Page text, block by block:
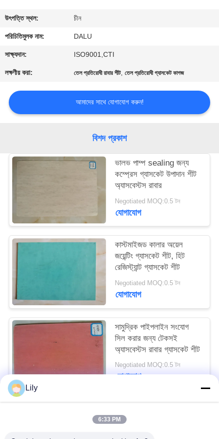
আমাদের
সাথে
যোগাযোগ
করুন
উদ্ধৃতির
আবেদন
সাইট
ম্যাপ
PRIVACY
POLICY
উৎপত্তি স্থল: চীন
পরিচিতিমুলক নাম: DALU
সাক্ষ্যদান: ISO9001,CTI
লক্ষণীয় করা: তেল প্রতিরোধী রাবার শীট,তেল প্রতিরোধী গ্যাসকেট কাগজ
আমাদের সাথে যোগাযোগ করুন!
বিশদ প্রকাশ
ভালভ পাম্প sealing জন্য
কম্প্রেস গ্যাসকেট উপাদান শীট
অ্যাসবেস্টস রাবার
Negotiated MOQ:0.5 টন
যোগাযোগ
কাস্টমাইজড কালার অয়েল
জয়েন্টিং গ্যাসকেট শীট, হিট
রেজিস্ট্যান্ট গ্যাসকেট শীট
Negotiated MOQ:0.5 টন
যোগাযোগ
সামুদ্রিক পাইপলাইন সংযোগ
সিল করার জন্য টেকসই
অ্যাসবেস্টস রাবার গ্যাসকেট শীট
Negotiated MOQ:0.5 টন
যোগাযোগ
Lily
6:33 PM